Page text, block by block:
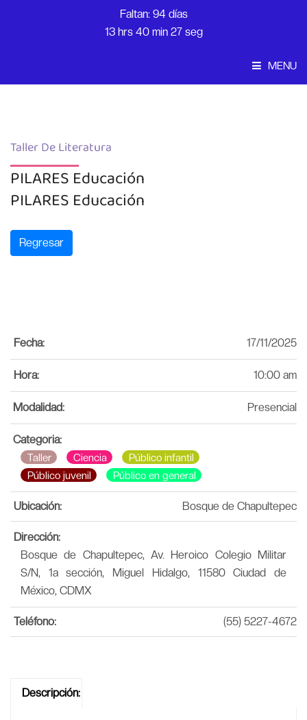
Faltan: 94 días
13 hrs 40 min 27 seg
MENU
Inicio
Taller De Literatura
PILARES Educación
PILARES Educación
Regresar
Fecha: 17/11/2025
Hora: 10:00 am
Modalidad: Presencial
Categoria:
Taller Ciencia
Público infantil
Público juvenil
Público en general
Ubicación: Bosque de Chapultepec
Dirección:
Bosque de Chapultepec, Av. Heroico Colegio Militar
S/N, 1a sección, Miguel Hidalgo, 11580 Ciudad de
México, CDMX
Teléfono: (55) 5227-4672
Descripción: